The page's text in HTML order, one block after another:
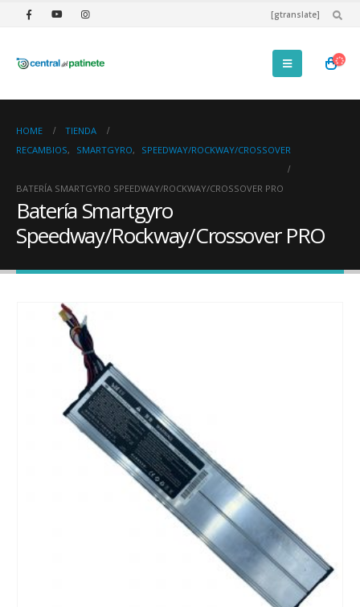
[gtranslate]
HOME
TIENDA
RECAMBIOS, SMARTGYRO, SPEEDWAY/ROCKWAY/CROSSOVER
BATERÍA SMARTGYRO SPEEDWAY/ROCKWAY/CROSSOVER PRO
Batería Smartgyro
Speedway/Rockway/Crossover PRO